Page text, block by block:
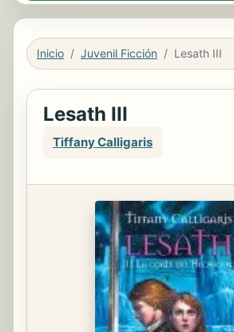
Inicio Juvenil Ficción Lesath III
Lesath III
Tiffany Calligaris